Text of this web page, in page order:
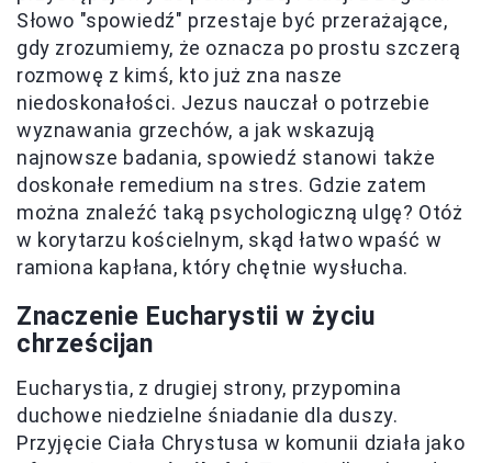
Słowo "spowiedź" przestaje być przerażające,
gdy zrozumiemy, że oznacza po prostu szczerą
rozmowę z kimś, kto już zna nasze
niedoskonałości. Jezus nauczał o potrzebie
wyznawania grzechów, a jak wskazują
najnowsze badania, spowiedź stanowi także
doskonałe remedium na stres. Gdzie zatem
można znaleźć taką psychologiczną ulgę? Otóż
w korytarzu kościelnym, skąd łatwo wpaść w
ramiona kapłana, który chętnie wysłucha.
Znaczenie Eucharystii w życiu
chrześcijan
Eucharystia, z drugiej strony, przypomina
duchowe niedzielne śniadanie dla duszy.
Przyjęcie Ciała Chrystusa w komunii działa jako